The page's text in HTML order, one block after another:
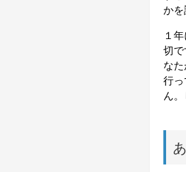
かを
１
切
な
行
ん